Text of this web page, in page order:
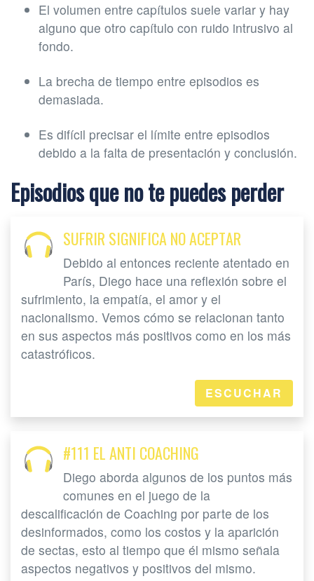
El volumen entre capítulos suele variar y hay
alguno que otro capítulo con ruido intrusivo al
fondo.
La brecha de tiempo entre episodios es
demasiada.
Es difícil precisar el límite entre episodios
debido a la falta de presentación y conclusión.
Episodios que no te puedes perder
SUFRIR SIGNIFICA NO ACEPTAR
Debido al entonces reciente atentado en
París, Diego hace una reflexión sobre el
sufrimiento, la empatía, el amor y el
nacionalismo. Vemos cómo se relacionan tanto
en sus aspectos más positivos como en los más
catastróficos.
ESCUCHAR
#111 EL ANTI COACHING
Diego aborda algunos de los puntos más
comunes en el juego de la
descalificación de Coaching por parte de los
desinformados, como los costos y la aparición
de sectas, esto al tiempo que él mismo señala
aspectos negativos y positivos del mismo.